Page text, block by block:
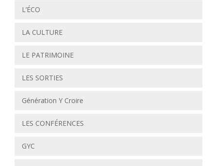
L’ÉCO
LA CULTURE
LE PATRIMOINE
LES SORTIES
Génération Y Croire
LES CONFÉRENCES
GYC